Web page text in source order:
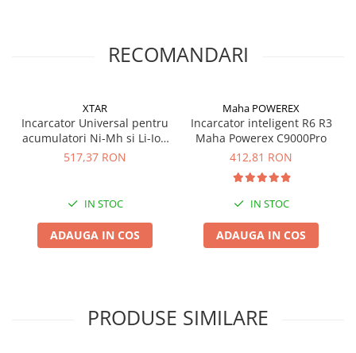
Pachete acumulatori VRLA
Redresoare auto, moto, barci si
stationare
Surse UPS
sisteme de urgenta - acumulator
UPS Calculatoare si Servere
UPS Trifazat
energiei electrice
RECOMANDARI
XTAR
Incarcator Universal pentru
acumulatori Ni-Mh si Li-Ion
Xtar VP4 Plus Dragon
517,37 RON
IN STOC
ADAUGA IN COS
Maha POWEREX
Incarcator inteligent R6 R3
Maha Powerex C9000Pro
412,81 RON
IN STOC
ADAUGA IN COS
PRODUSE SIMILARE